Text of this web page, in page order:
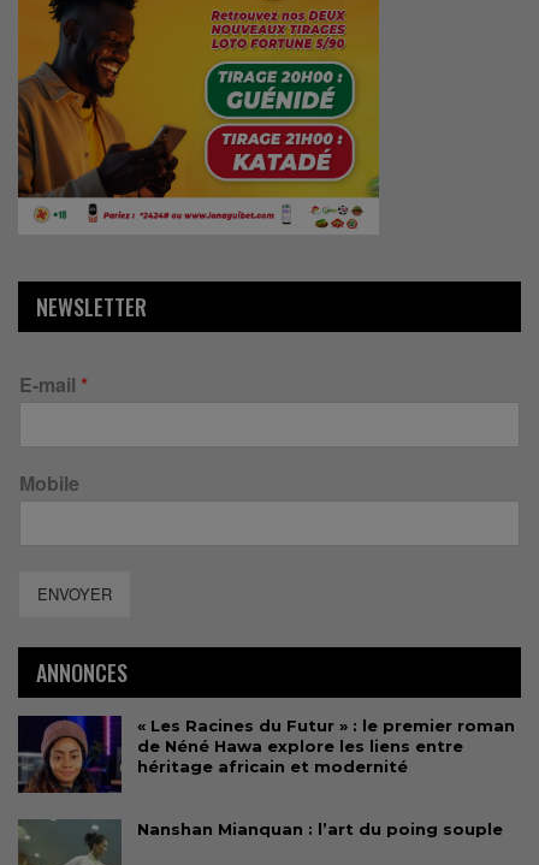
NEWSLETTER
E-mail *
Mobile
ENVOYER
ANNONCES
« Les Racines du Futur » : le premier roman
de Néné Hawa explore les liens entre
héritage africain et modernité
Nanshan Mianquan : l’art du poing souple